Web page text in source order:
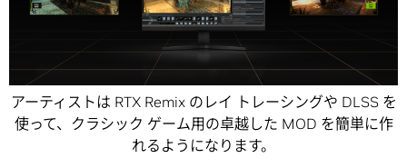
アーティストは RTX Remix のレイ トレーシングや DLSS を
使って、クラシック ゲーム用の卓越した MOD を簡単に作
れるようになります。